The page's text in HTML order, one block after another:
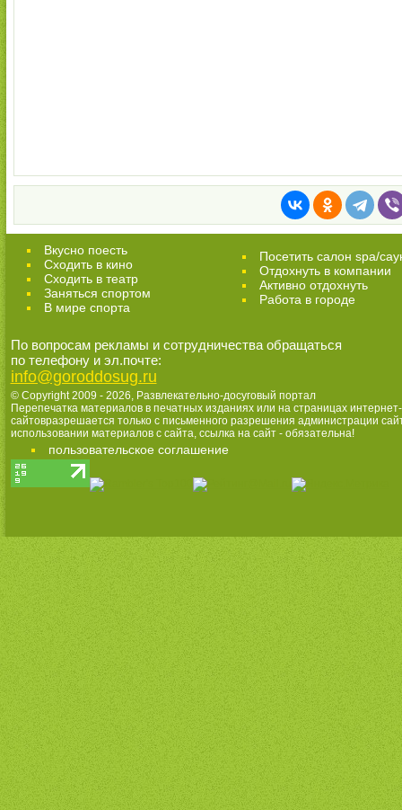
Вкусно поесть
Сходить в кино
Cходить в театр
Заняться спортом
В мире спорта
Посетить салон spa/
Отдохнуть в компании
Активно отдохнуть
Работа в городе
По вопросам рекламы и сотрудничества обращаться
по телефону и эл.почте:
info@goroddosug.ru
© Copyright 2009 - 2026, Развлекательно-досуговый портал
Перепечатка материалов в печатных изданиях или на страницах интернет-
сайтовразрешается только с письменного разрешения администрации
использовании материалов с сайта, ссылка на сайт - обязательна!
пользовательское соглашение